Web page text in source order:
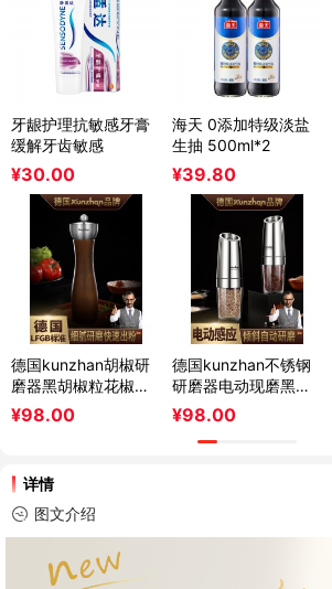
牙龈护理抗敏感牙膏
缓解牙齿敏感
¥30.00
海天 0添加特级淡盐
生抽 500ml*2
¥39.80
德国kunzhan胡椒研
磨器黑胡椒粒花椒手
动玫瑰海盐研磨瓶厨
房家用
¥98.00
德国kunzhan不锈钢
研磨器电动现磨黑胡
椒粒海盐瓶花椒粉家
用厨房
¥98.00
详情
图文介绍